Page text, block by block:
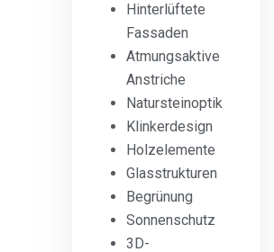
Hinterlüftete
Fassaden
Atmungsaktive
Anstriche
Natursteinoptik
Klinkerdesign
Holzelemente
Glasstrukturen
Begrünung
Sonnenschutz
3D-